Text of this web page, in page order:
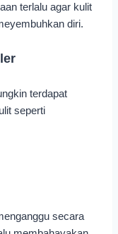
terlalu agar kulit
diri.
terdapat
seperti
secara